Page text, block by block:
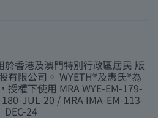
於香港及澳門特別行政區居民 版
有限公司。 WYETH®及惠氏®為
授權下使用 MRA WYE-EM-179-
JUL-20 / MRA IMA-EM-113-
DEC-24